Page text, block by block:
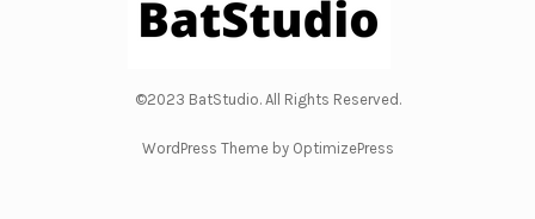
©2023 BatStudio. All Rights Reserved.
WordPress Theme by OptimizePress